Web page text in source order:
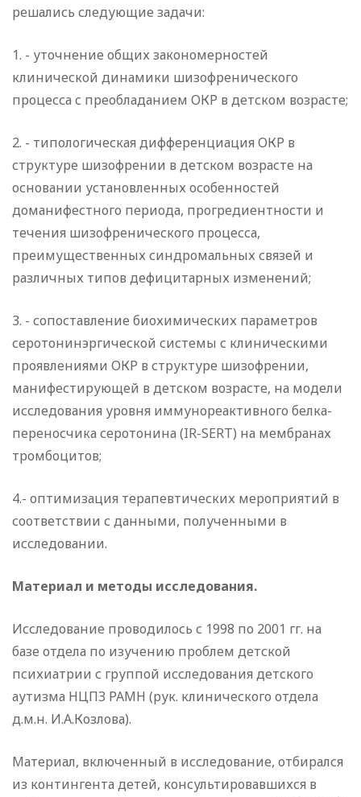
решались следующие задачи:
1. - уточнение общих закономерностей
клинической динамики шизофренического
процесса с преобладанием ОКР в детском возрасте;
2. - типологическая дифференциация ОКР в
структуре шизофрении в детском возрасте на
основании установленных особенностей
доманифестного периода, прогредиентности и
течения шизофренического процесса,
преимущественных синдромальных связей и
различных типов дефицитарных изменений;
3. - сопоставление биохимических параметров
серотонинэргической системы с клиническими
проявлениями ОКР в структуре шизофрении,
манифестирующей в детском возрасте, на модели
исследования уровня иммунореактивного белка-
переносчика серотонина (IR-SERT) на мембранах
тромбоцитов;
4.- оптимизация терапевтических мероприятий в
соответствии с данными, полученными в
исследовании.
Материал и методы исследования.
Исследование проводилось с 1998 по 2001 гг. на
базе отдела по изучению проблем детской
психиатрии с группой исследования детского
аутизма НЦПЗ РАМН (рук. клинического отдела
д.м.н. И.А.Козлова).
Материал, включенный в исследование, отбирался
из контингента детей, консультировавшихся в